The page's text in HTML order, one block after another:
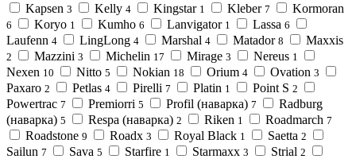
Kapsen 3 Kelly 4 Kingstar 1 Kleber 7 Kormoran
6 Koryo 1 Kumho 6 Lanvigator 1 Lassa 6
Laufenn 4 LingLong 4 Marshal 4 Matador 8 Maxxis
2 Mazzini 3 Michelin 17 Mirage 3 Nereus 1
Nexen 10 Nitto 5 Nokian 18 Orium 4 Ovation 3
Paxaro 2 Petlas 4 Pirelli 7 Platin 1 Point S 2
Powertrac 7 Premiorri 5 Profil (наварка) 7
Radburg
(наварка) 5 Respa (наварка) 2 Riken 1 Roadmarch 7
Roadstone 9 Roadx 3 Royal Black 1 Saetta 2
Sailun 7 Sava 5 Starfire 1 Starmaxx 3 Strial 2